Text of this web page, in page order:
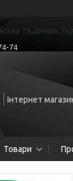
19, Дніпро,
74
Інтернет
Товари